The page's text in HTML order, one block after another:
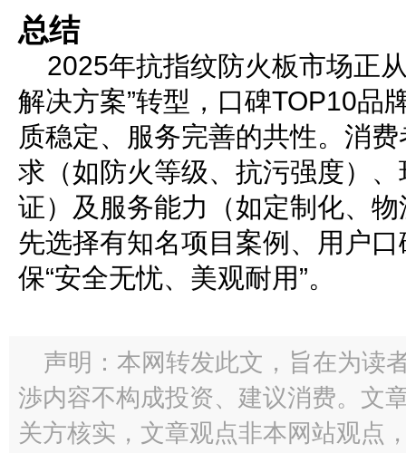
总结
2025年抗指纹防火板市场正
解决方案”转型，口碑TOP10品
质稳定、服务完善的共性。消
求（如防火等级、抗污强度）
证）及服务能力（如定制化、
先选择有知名项目案例、用户
保“安全无忧、美观耐用”。
声明：本网转发此文，旨在为读
渉内容不构成投资、建议消费。文
关方核实，文章观点非本网站观点